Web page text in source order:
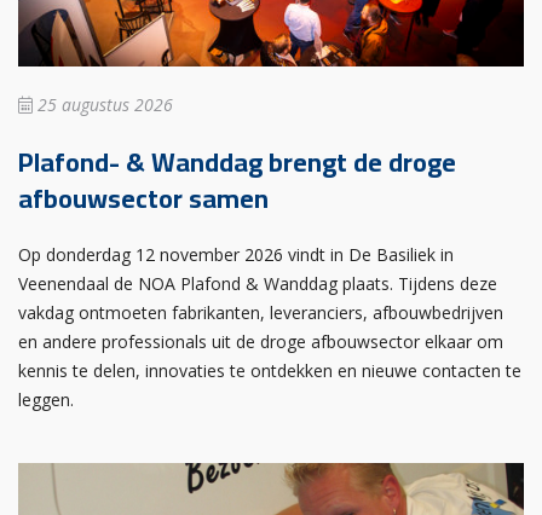
25 augustus 2026
Plafond- & Wanddag brengt de droge
afbouwsector samen
Op donderdag 12 november 2026 vindt in De Basiliek in
Veenendaal de NOA Plafond & Wanddag plaats. Tijdens deze
vakdag ontmoeten fabrikanten, leveranciers, afbouwbedrijven
en andere professionals uit de droge afbouwsector elkaar om
kennis te delen, innovaties te ontdekken en nieuwe contacten te
leggen.